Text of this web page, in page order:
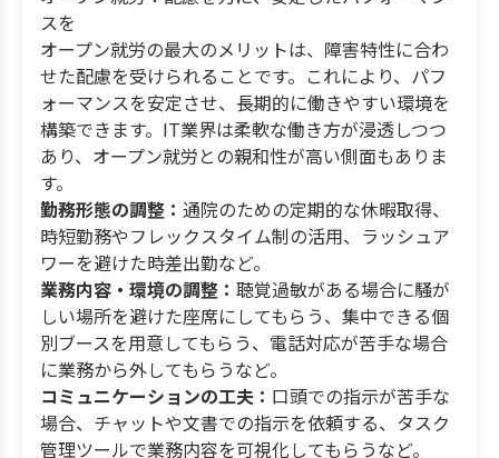
スを
オープン就労の最大のメリットは、障害特性に合わ
せた配慮を受けられることです。これにより、パフ
ォーマンスを安定させ、長期的に働きやすい環境を
構築できます。IT業界は柔軟な働き方が浸透しつつ
あり、オープン就労との親和性が高い側面もありま
す。
勤務形態の調整： 通院のための定期的な休暇取得、
時短勤務やフレックスタイム制の活用、ラッシュア
ワーを避けた時差出勤など。
業務内容・環境の調整： 聴覚過敏がある場合に騒が
しい場所を避けた座席にしてもらう、集中できる個
別ブースを用意してもらう、電話対応が苦手な場合
に業務から外してもらうなど。
コミュニケーションの工夫： 口頭での指示が苦手な
場合、チャットや文書での指示を依頼する、タスク
管理ツールで業務内容を可視化してもらうなど。